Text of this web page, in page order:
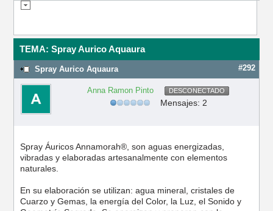
TEMA: Spray Aurico Aquaura
Spray Aurico Aquaura #292
Anna Ramon Pinto DESCONECTADO
Mensajes: 2
Spray Áuricos Annamorah®, son aguas energizadas,
vibradas y elaboradas artesanalmente con elementos
naturales.
En su elaboración se utilizan: agua mineral, cristales de
Cuarzo y Gemas, la energía del Color, la Luz, el Sonido y